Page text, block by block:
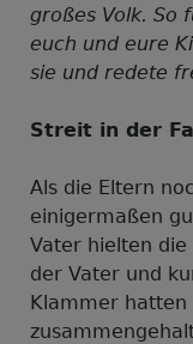
großes Volk. So
euch und eure
sie und redete
Streit in der
Als die Eltern
einigermaßen
Vater hielten die
der Vater und
Klammer hatten